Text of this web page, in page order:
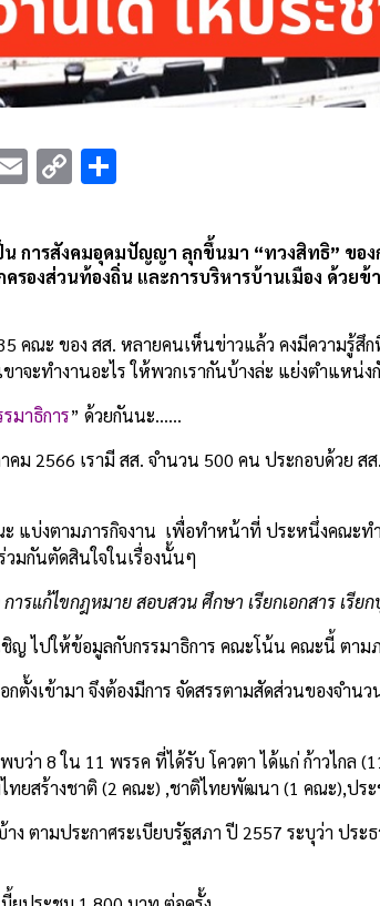
Email
Copy
การสังคมอุดมปัญญา ลุกขึ้นมา “ทวงสิทธิ” ของ
รองส่วนท้องถิ่น และการบริหารบ้านเมือง ด้วย
คณะ ของ สส. หลายคนเห็นข่าวแล้ว คงมีความรู้
จะทำงานอะไร ให้พวกเรากันบ้างล่ะ แย่งตำแหน่
รมาธิการ” ด้วยกันนะ……
คม 2566 เรามี สส. จำนวน 500 คน ประกอบด้วย
ะ แบ่งตามภารกิจงาน เพื่อทำหน้าที่ ประหนึ่งคณะ
มกันตัดสินใจในเรื่องนั้นๆ
การแก้ไขกฎหมายสอบสวน ศึกษาเรียกเอกสารเรีย
ชิญ ไปให้ข้อมูลกับกรรมาธิการ คณะโน้น คณะนี้ ตาม
ตั้งเข้ามา จึงต้องมีการ จัดสรรตามสัดส่วนของจำน
บว่า 8 ใน 11 พรรค ที่ได้รับ โควตา ได้แก่ ก้าวไกล
ทยสร้างชาติ (2 คณะ) ,ชาติไทยพัฒนา (1 คณะ),ปร
าง ตามประกาศระเบียบรัฐสภา ปี 2557 ระบุว่า ป